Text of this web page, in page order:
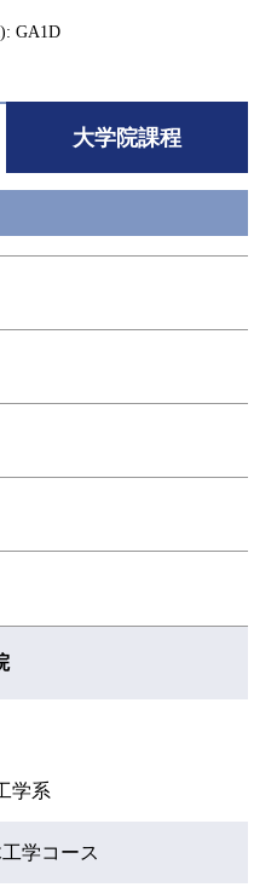
GA1D
大学院課程
コース
ギー・情報コース
情報卓越コース
命コース
ギーコース
ジニアリングデザイン
工学コース
ム制御コース
ルギーコース
ギー・情報コース
エンジニアリングコ
通信コース
ニアリングデザイン
学コース
ニアリングデザイン
ギーコース
核工学コース
学コース
学系
報コース
工学コース
エンジニアリングコ
コース
ニアリングデザイン
学系
学コース